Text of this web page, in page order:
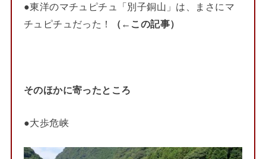
●東洋のマチュピチュ「別子銅山」は、まさにマ
チュピチュだった！
（←この記事）
そのほかに寄ったところ
●大歩危峡